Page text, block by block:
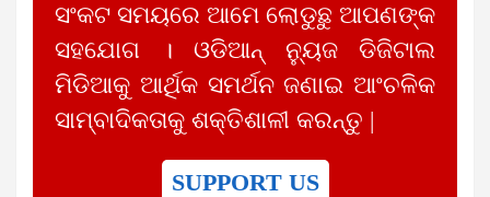
ସଂକଟ ସମୟରେ ଆମେ ଲୋଡୁଛୁ ଆପଣଙ୍କ
ସହଯୋଗ । ଓଡିଆନ୍ ନ୍ୟୁଜ ଡିଜିଟାଲ
ମିଡିଆକୁ ଆର୍ଥିକ ସମର୍ଥନ ଜଣାଇ ଆଂଚଳିକ
ସାମ୍ବାଦିକତାକୁ ଶକ୍ତିଶାଳୀ କରନ୍ତୁ |
SUPPORT US